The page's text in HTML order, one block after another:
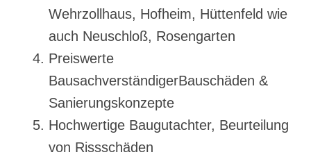
Wehrzollhaus, Hofheim, Hüttenfeld wie
auch Neuschloß, Rosengarten
Preiswerte
BausachverständigerBauschäden &
Sanierungskonzepte
Hochwertige Baugutachter, Beurteilung
von Rissschäden